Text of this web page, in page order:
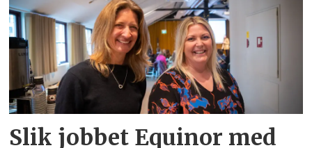
Slik jobbet Equinor med